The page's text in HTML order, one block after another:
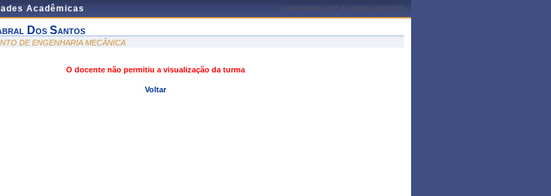
Acadêmicas João Pessoa, 07 de Agosto de 2026
Dos Santos
DE ENGENHARIA MECÂNICA
O docente não permitiu a visualização da turma
Voltar